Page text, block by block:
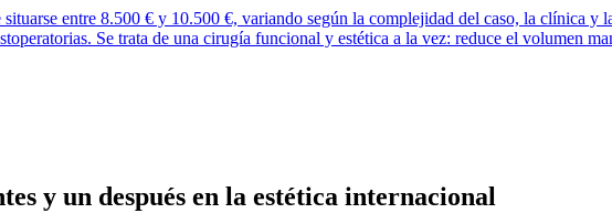
entre 8.500 € y 10.500 €, variando según la complejidad del caso, la clínica
Se trata de una cirugía funcional y estética a la vez: reduce el volumen
y un después en la estética internacional